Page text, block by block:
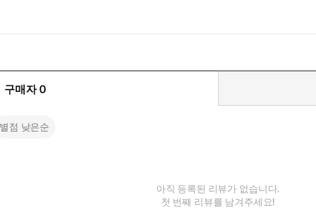
구매자 0
별점 낮은순
아직 등록된 리뷰가 없습니다.
첫 번째 리뷰를 남겨주세요!